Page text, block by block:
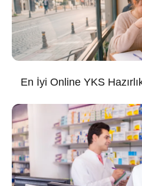
En İyi Online YKS